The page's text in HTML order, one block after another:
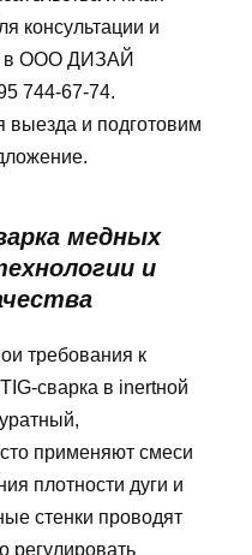
консультации и
в ООО ДИЗАЙ
744-67-74.
выезда и подготовим
медных
и
требования к
сварка в inertной
применяют смеси
плотности дуги и
стенки проводят
регулировать